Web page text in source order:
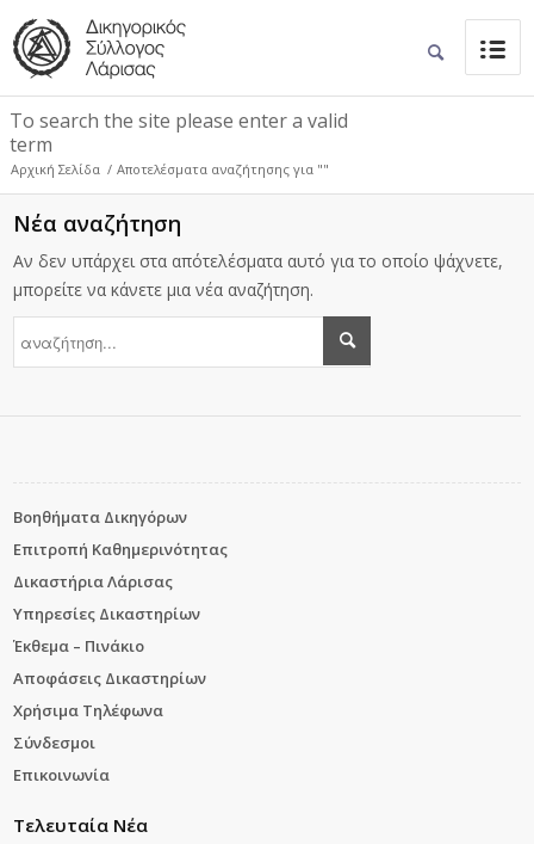
To search the site please enter a valid
term
Αρχική Σελίδα / Αποτελέσματα αναζήτησης για ""
Νέα αναζήτηση
Αν δεν υπάρχει στα απότελέσματα αυτό για το οποίο ψάχνετε,
μπορείτε να κάνετε μια νέα αναζήτηση.
Βοηθήματα Δικηγόρων
Επιτροπή Καθημερινότητας
Δικαστήρια Λάρισας
Υπηρεσίες Δικαστηρίων
Έκθεμα – Πινάκιο
Αποφάσεις Δικαστηρίων
Χρήσιμα Τηλέφωνα
Σύνδεσμοι
Επικοινωνία
Τελευταία Νέα